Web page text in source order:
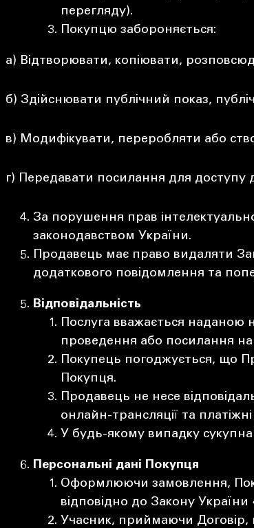
перегляду).
Покупцю забороняється:
а) Відтворювати, копіювати,
б) Здійснювати публічний показ,
в) Модифікувати, переробляти або
г) Передавати посилання для доступу
За порушення прав
законодавством України.
Продавець має право видаляти
додаткового повідомлення та
Відповідальність
Послуга вважається наданою
проведення або посилання
Покупець погоджується, що
Покупця.
Продавець не несе
онлайн-трансляції та
У будь-якому випадку
Персональні дані Покупця
Оформлюючи замовлення,
відповідно до Закону
Учасник, приймаючи Договір,